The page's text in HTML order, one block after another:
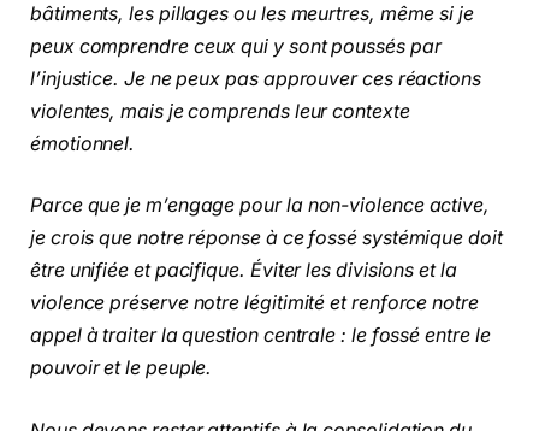
bâtiments, les pillages ou les meurtres, même si je
peux comprendre ceux qui y sont poussés par
l’injustice. Je ne peux pas approuver ces réactions
violentes, mais je comprends leur contexte
émotionnel.
Parce que je m’engage pour la non-violence active,
je crois que notre réponse à ce fossé systémique doit
être unifiée et pacifique. Éviter les divisions et la
violence préserve notre légitimité et renforce notre
appel à traiter la question centrale : le fossé entre le
pouvoir et le peuple.